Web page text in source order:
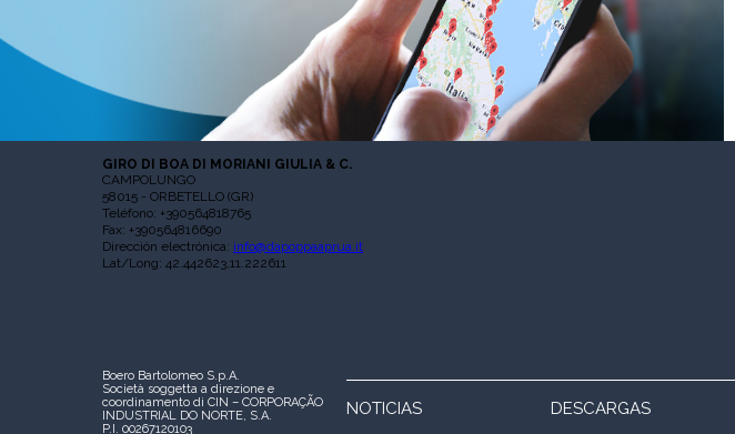
GIRO DI BOA DI MORIANI GIULIA & C.
CAMPOLUNGO
58015 - ORBETELLO (GR)
Teléfono: +390564818765
Fax: +390564816690
Dirección electrónica: info@dapoppaaprua.it
Lat/Long: 42.442623,11.222611
Boero Bartolomeo S.p.A.
Società soggetta a direzione e
coordinamento di CIN – CORPORAÇÃO
INDUSTRIAL DO NORTE, S.A.
P.I. 00267120103
NOTICIAS DESCARGAS